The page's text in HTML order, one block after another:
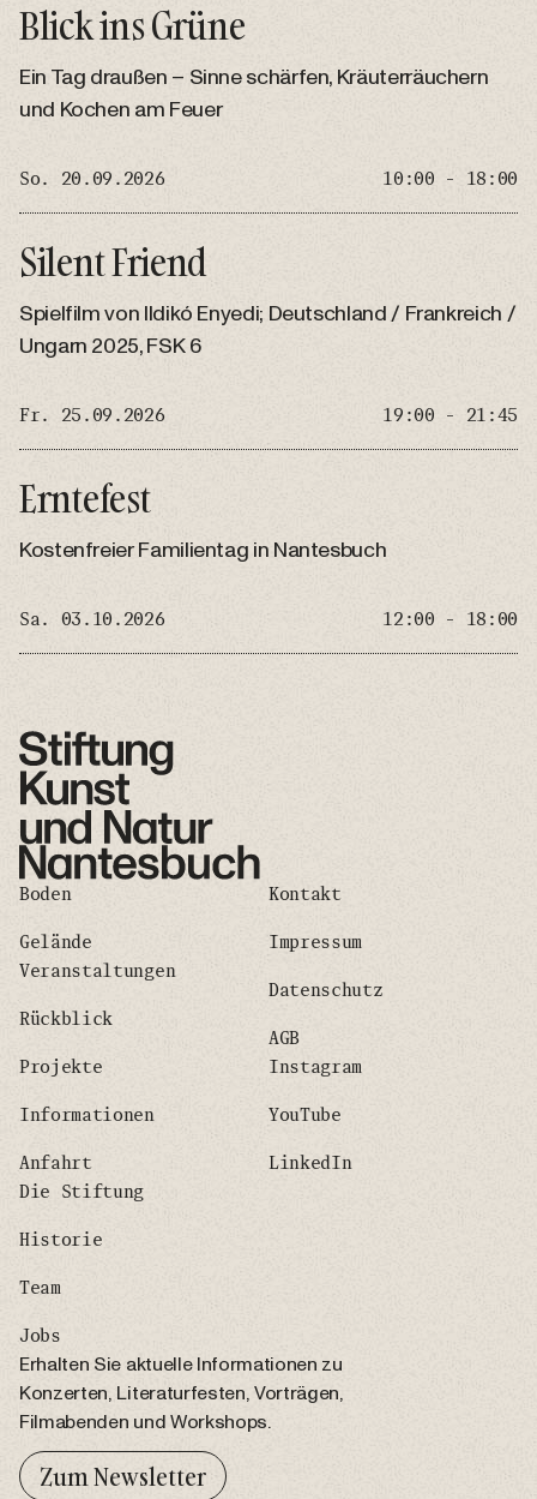
Blick ins Grüne
Ein Tag draußen – Sinne schärfen, Kräuterräuchern
und Kochen am Feuer
So. 20.09.2026 10:00 - 18:00
Silent Friend
Spielfilm von Ildikó Enyedi; Deutschland / Frankreich /
Ungarn 2025, FSK 6
Fr. 25.09.2026 19:00 - 21:45
Erntefest
Kostenfreier Familientag in Nantesbuch
Sa. 03.10.2026 12:00 - 18:00
Boden
Gelände
Veranstaltungen
Rückblick
Projekte
Informationen
Anfahrt
Die Stiftung
Historie
Team
Jobs
Kontakt
Impressum
Datenschutz
AGB
Instagram
YouTube
LinkedIn
Erhalten Sie aktuelle Informationen zu
Konzerten, Literaturfesten, Vorträgen,
Filmabenden und Workshops.
Zum Newsletter